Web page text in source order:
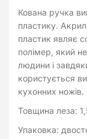
Кована ручка
пластику.
пластик являє
полімер, який
людини і
користується
кухонних ножів.
Товщина леза:
Упаковка: